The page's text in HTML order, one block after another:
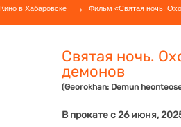
Кино в Хабаровске → Фильм «Святая ночь.
Святая ночь.
демонов
(Georokhan: Demun
В прокате с 26 июня,